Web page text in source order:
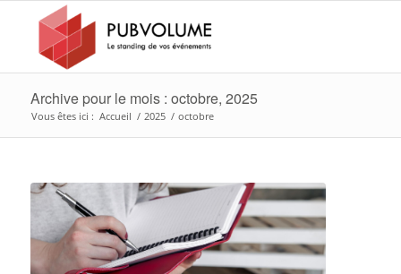
Archive pour le mois : octobre, 2025
Vous êtes ici : Accueil / 2025 / octobre